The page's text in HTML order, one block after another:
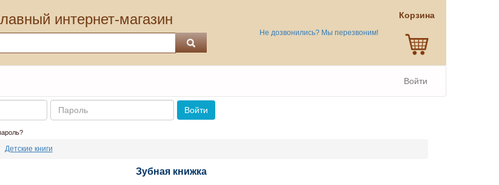
интернет-магазин
Не дозвонились? Мы перезвоним!
Корзина
Войти
Пароль
Войти
Детские книги
Зубная книжка